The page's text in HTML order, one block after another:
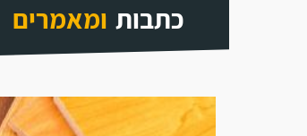
כתבות ומאמרים